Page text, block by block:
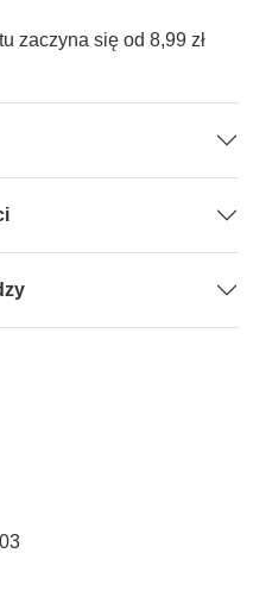
zaczyna się od 8,99 zł